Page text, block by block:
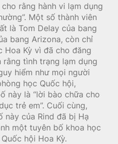
rằng hành vi lạm dụng
Một số thành viên
là Tom Delay của bang
bang Arizona, còn chỉ
Hoa Kỳ vì đã cho đăng
tình trạng lạm dụng
hiểm như mọi người
học Quốc hội,
này là “lời bào chữa cho
trẻ em”. Cuối cùng,
này của Rind đã bị Hạ
một tuyên bố khoa học
hội Hoa Kỳ.